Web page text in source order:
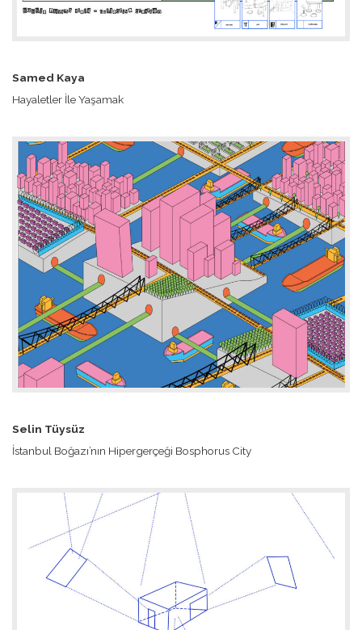
Samed Kaya
Hayaletler İle Yaşamak
Selin Tüysüz
İstanbul Boğazı’nın Hipergerçeği Bosphorus City